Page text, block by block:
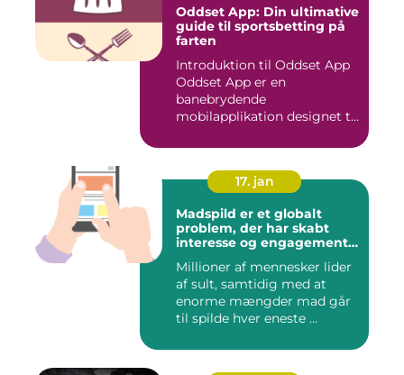
Oddset App: Din ultimative
guide til sportsbetting på
farten
Introduktion til Oddset App
Oddset App er en
banebrydende
mobilapplikation designet til
17. jan
Madspild er et globalt
problem, der har skabt
interesse og engagement
mennesker verden over
Millioner af mennesker lider
af sult, samtidig med at
enorme mængder mad går
til spilde hver eneste ...